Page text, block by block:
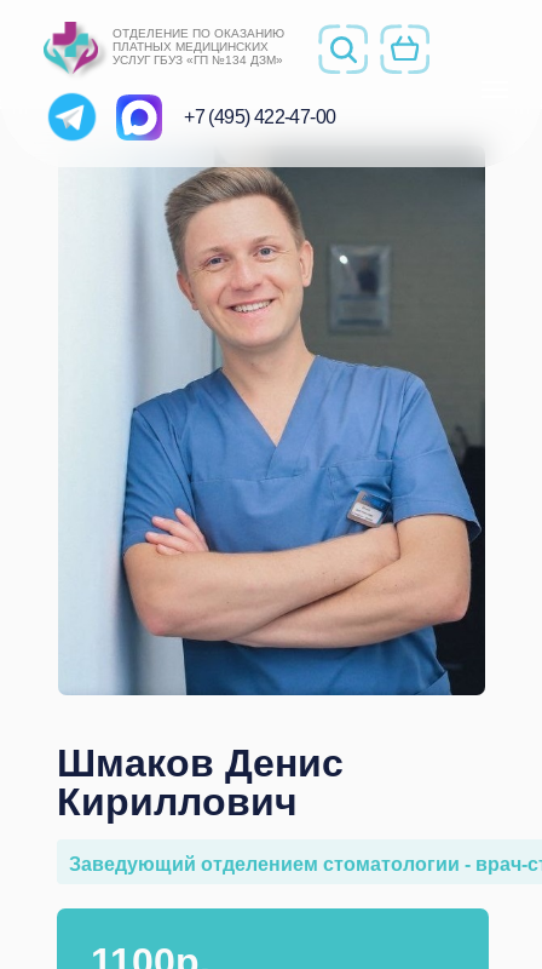
+7 (495) 422-47-00
ОТДЕЛЕНИЕ ПО ОКАЗАНИЮ
ПЛАТНЫХ МЕДИЦИНСКИХ
УСЛУГ ГБУЗ «ГП №134 ДЗМ»
Шмаков Денис
Кириллович
Заведующий отделением стоматологии - врач-